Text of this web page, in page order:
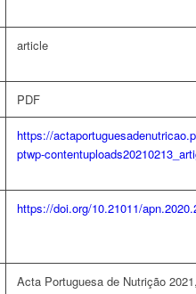
article
PDF
https://
ptwp-
https://doi.org/10.21011/
Acta Portuguesa de Nutrição